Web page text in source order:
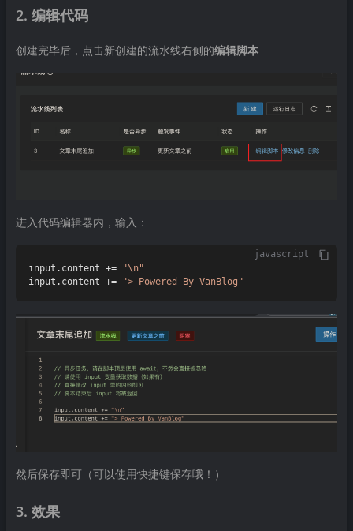
2. 编辑代码
创建完毕后，点击新创建的流水线右侧的编辑脚本
进入代码编辑器内，输入：
javascript
input. content +=
"\n"
input. content += "> Powered By VanBlog"
然后保存即可（可以使用快捷键保存哦！）
3. 效果